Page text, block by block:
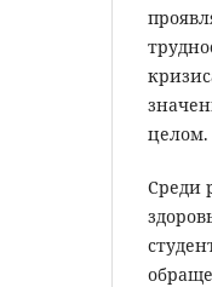
целом.
Среди